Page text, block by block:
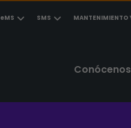
SMS MANTENIMIENTO
Conócenos